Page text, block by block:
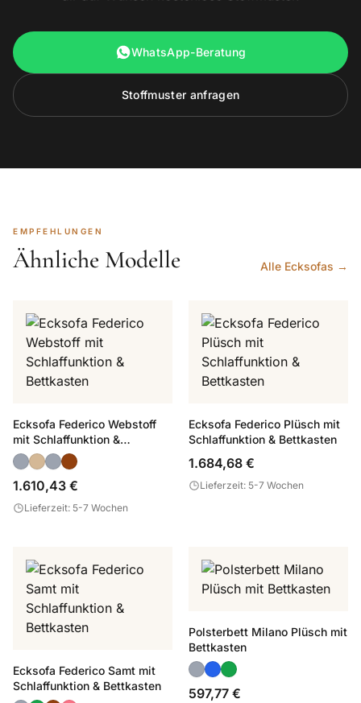
WhatsApp-Beratung
Stoffmuster anfragen
EMPFEHLUNGEN
Ähnliche Modelle Alle Ecksofas →
Ecksofa Federico Webstoff
mit Schlaffunktion &
Bettkasten
1.610,43 €
Lieferzeit: 5-7 Wochen
Ecksofa Federico Plüsch mit
Schlaffunktion & Bettkasten
1.684,68 €
Lieferzeit: 5-7 Wochen
Ecksofa Federico Samt mit
Schlaffunktion & Bettkasten
Polsterbett Milano Plüsch mit
Bettkasten
597,77 €